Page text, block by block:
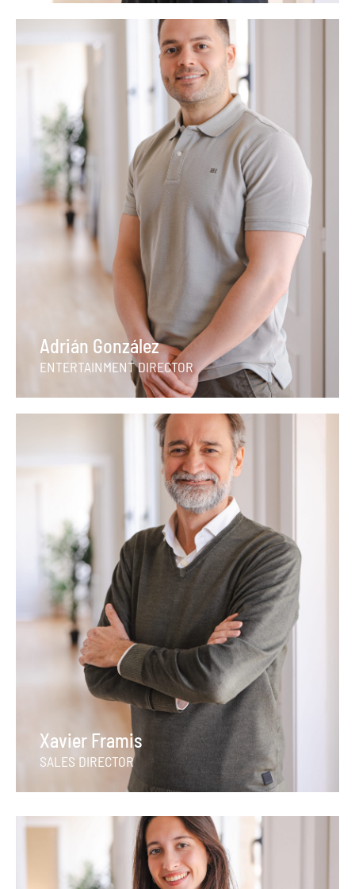
Adrián González
ENTERTAINMENT DIRECTOR
Xavier Framis
SALES DIRECTOR